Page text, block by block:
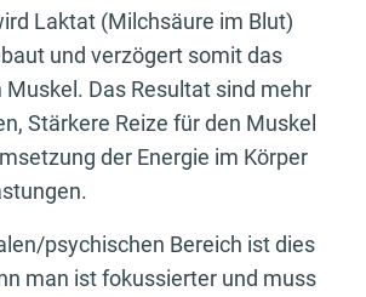
Laktat (Milchsäure im Blut)
und verzögert somit das
Muskel. Das Resultat sind mehr
Stärkere Reize für den Muskel
der Energie im Körper
psychischen Bereich ist dies
man ist fokussierter und muss